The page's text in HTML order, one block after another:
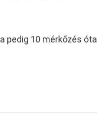
pedig 10 mérkőzés óta